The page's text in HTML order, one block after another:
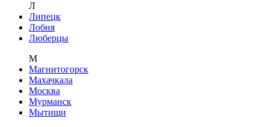
Л
Липецк
Лобня
Люберцы
М
Магнитогорск
Махачкала
Москва
Мурманск
Мытищи